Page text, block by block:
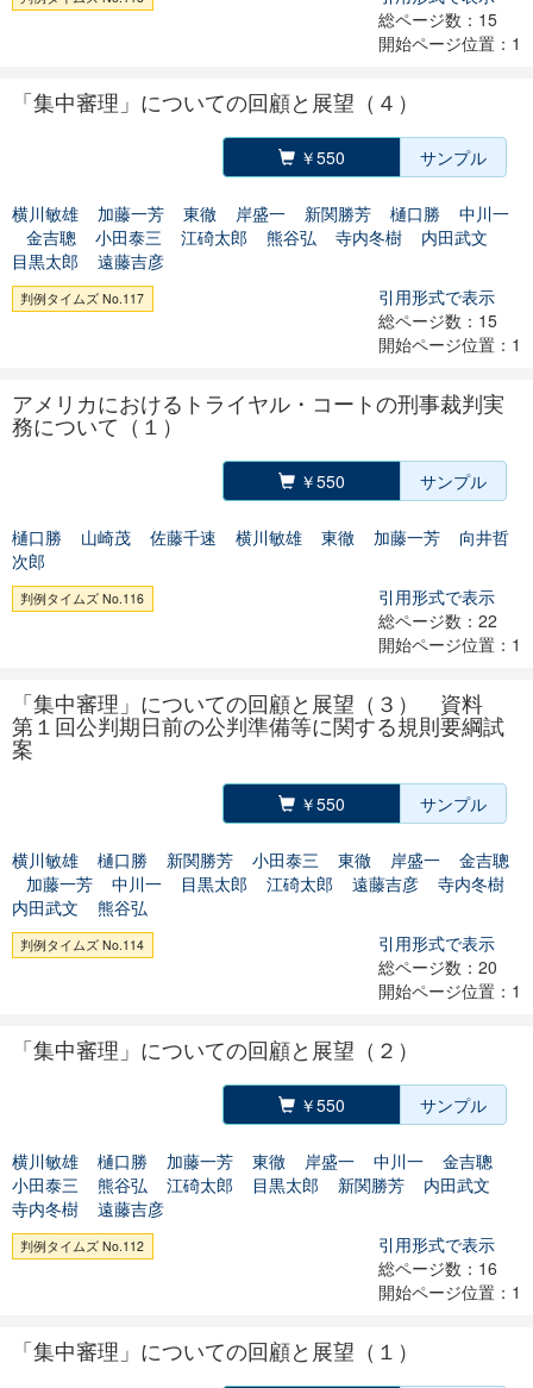
総ページ数：15
開始ページ位置：1
「集中審理」についての回顧と展望（４）
￥550 サンプル
横川敏雄 加藤一芳 東徹 岸盛一 新関勝芳 樋口勝
中川一
金吉聰
小田泰三 江碕太郎 熊谷弘 寺内冬樹
内田武文
目黒太郎
遠藤吉彦
判例タイムズ No.117
引用形式で表示
総ページ数：15
開始ページ位置：1
アメリカにおけるトライヤル・コートの刑事裁判実
務について（１）
￥550 サンプル
樋口勝 山崎茂 佐藤千速 横川敏雄 東徹 加藤一芳
向井哲
次郎
判例タイムズ No.116
引用形式で表示
総ページ数：22
開始ページ位置：1
「集中審理」についての回顧と展望（３） 資料
第１回公判期日前の公判準備等に関する規則要綱試
案
￥550 サンプル
横川敏雄 樋口勝 新関勝芳 小田泰三 東徹 岸盛一
金吉聰
加藤一芳
中川一 目黒太郎 江碕太郎 遠藤吉彦
寺内冬樹
内田武文
熊谷弘
判例タイムズ No.114
引用形式で表示
総ページ数：20
開始ページ位置：1
「集中審理」についての回顧と展望（２）
￥550 サンプル
横川敏雄 樋口勝 加藤一芳 東徹 岸盛一 中川一
金吉聰
小田泰三
熊谷弘 江碕太郎 目黒太郎 新関勝芳
内田武文
寺内冬樹
遠藤吉彦
判例タイムズ No.112
引用形式で表示
総ページ数：16
開始ページ位置：1
「集中審理」についての回顧と展望（１）